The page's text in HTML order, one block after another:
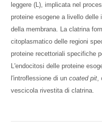
leggere (L), implicata nel
proteine esogene a livello delle
della membrana. La clatrina
citoplasmatico delle regioni
proteine recettoriali specifiche
L'endocitosi delle proteine
l'introflessione di un coated pit,
vescicola rivestita di clatrina.